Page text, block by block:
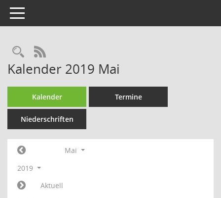
Toggle navigation
Rechercheauswahl
RSS-Feed
Kalender 2019 Mai
Kalender Termine
Niederschriften
Mai
2019
Aktuell